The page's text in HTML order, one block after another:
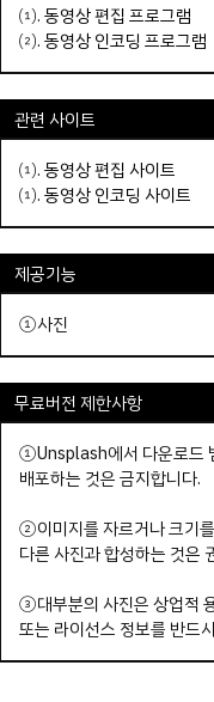
⑴.동영상 편집 프로그램
⑵.동영상 인코딩 프로그램
관련 사이트
⑴.동영상 편집 사이트
⑴.동영상 인코딩 사이트
제공기능
①사진
무료버전 제한사항
①Unsplash에서 다운로드
배포하는 것은 금지합니다.
②이미지를 자르거나 크기
다른 사진과 합성하는 것은
③대부분의 사진은 상업적
또는 라이선스 정보를 반드